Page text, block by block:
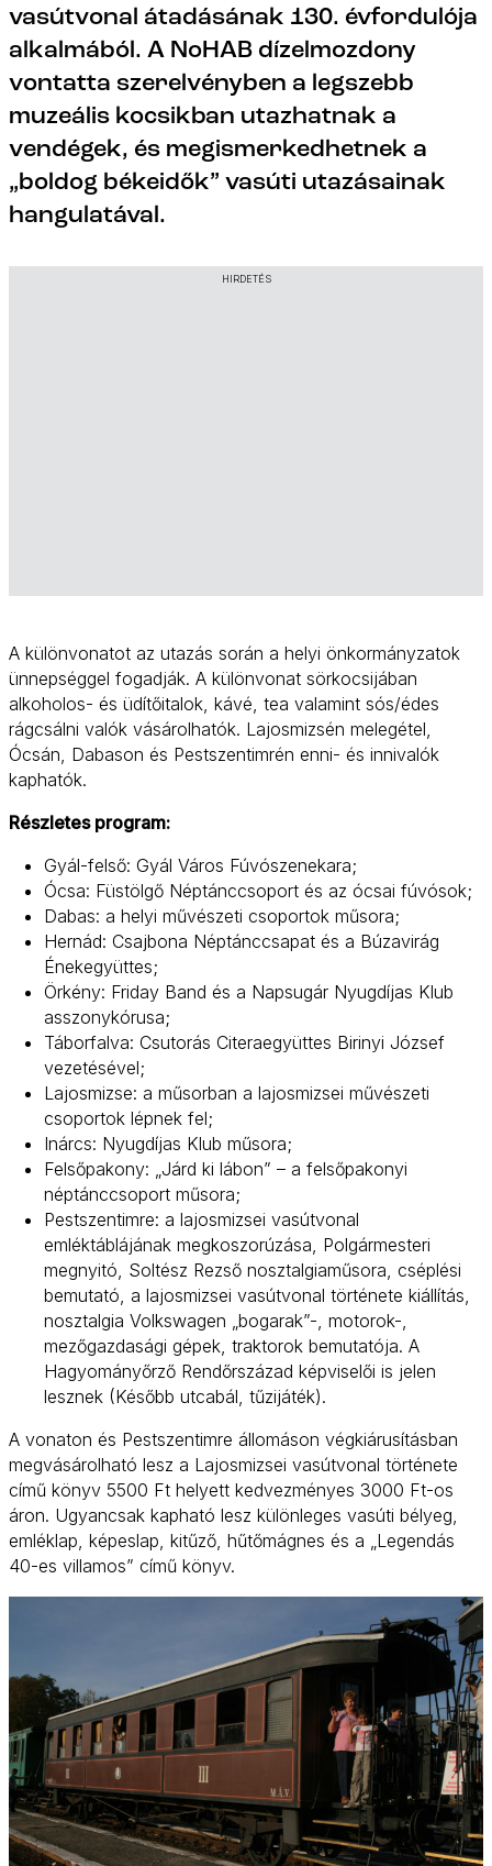
vasútvonal átadásának 130. évfordulója
alkalmából. A NoHAB dízelmozdony
vontatta szerelvényben a legszebb
muzeális kocsikban utazhatnak a
vendégek, és megismerkedhetnek a
„boldog békeidők” vasúti utazásainak
hangulatával.
HIRDETÉS
A különvonatot az utazás során a helyi önkormányzatok
ünnepséggel fogadják. A különvonat sörkocsijában
alkoholos- és üdítőitalok, kávé, tea valamint sós/édes
rágcsálni valók vásárolhatók. Lajosmizsén melegétel,
Ócsán, Dabason és Pestszentimrén enni- és innivalók
kaphatók.
Részletes program:
Gyál-felső: Gyál Város Fúvószenekara;
Ócsa: Füstölgő Néptánccsoport és az ócsai fúvósok;
Dabas: a helyi művészeti csoportok műsora;
Hernád: Csajbona Néptánccsapat és a Búzavirág
Énekegyüttes;
Örkény: Friday Band és a Napsugár Nyugdíjas Klub
asszonykórusa;
Táborfalva: Csutorás Citeraegyüttes Birinyi József
vezetésével;
Lajosmizse: a műsorban a lajosmizsei művészeti
csoportok lépnek fel;
Inárcs: Nyugdíjas Klub műsora;
Felsőpakony: „Járd ki lábon” – a felsőpakonyi
néptánccsoport műsora;
Pestszentimre: a lajosmizsei vasútvonal
emléktáblájának megkoszorúzása, Polgármesteri
megnyitó, Soltész Rezső nosztalgiaműsora, cséplési
bemutató, a lajosmizsei vasútvonal története kiállítás,
nosztalgia Volkswagen „bogarak”-, motorok-,
mezőgazdasági gépek, traktorok bemutatója. A
Hagyományőrző Rendőrszázad képviselői is jelen
lesznek (Később utcabál, tűzijáték).
A vonaton és Pestszentimre állomáson végkiárusításban
megvásárolható lesz a Lajosmizsei vasútvonal története
című könyv 5500 Ft helyett kedvezményes 3000 Ft-os
áron. Ugyancsak kapható lesz különleges vasúti bélyeg,
emléklap, képeslap, kitűző, hűtőmágnes és a „Legendás
40-es villamos” című könyv.